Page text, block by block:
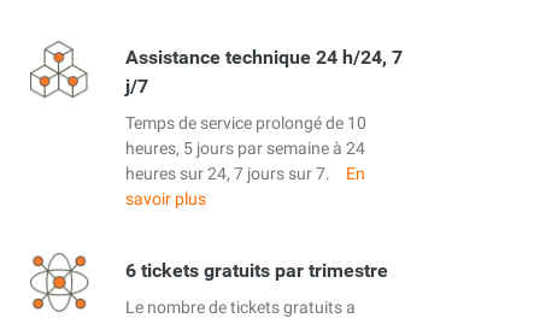
Assistance technique 24 h/24, 7
j/7
Temps de service prolongé de 10
heures, 5 jours par semaine à 24
heures sur 24, 7 jours sur 7.
En
savoir plus
6 tickets gratuits par trimestre
Le nombre de tickets gratuits a